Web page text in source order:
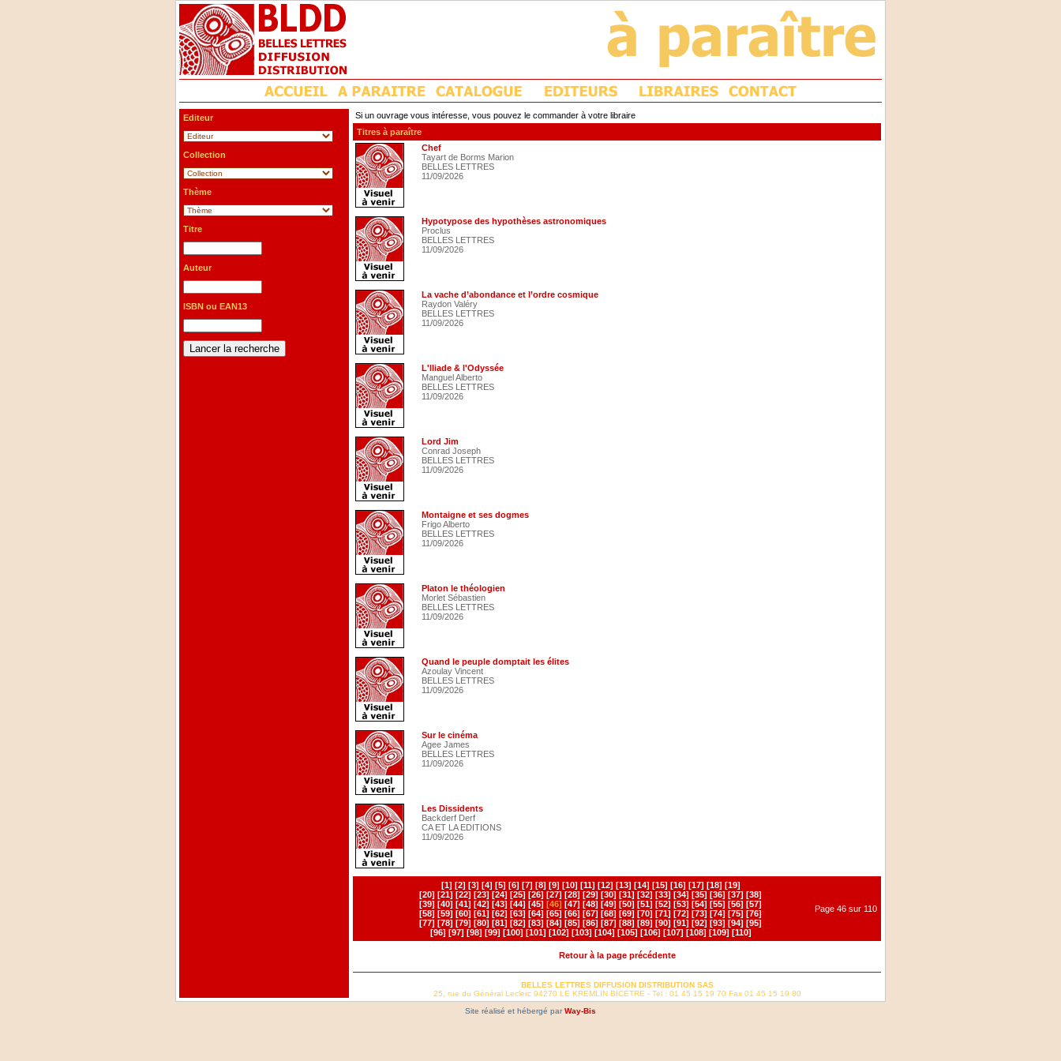
Editeur
Collection
Thème
Titre
Auteur
ISBN ou EAN13
Si un ouvrage vous intéresse, vous pouvez le commander à votre libraire
Titres à paraître
Chef
Tayart de Borms Marion
BELLES LETTRES
11/09/2026
Hypotypose des hypothèses astronomiques
Proclus
BELLES LETTRES
11/09/2026
La vache d’abondance et l’ordre cosmique
Raydon Valéry
BELLES LETTRES
11/09/2026
L'Iliade & l'Odyssée
Manguel Alberto
BELLES LETTRES
11/09/2026
Lord Jim
Conrad Joseph
BELLES LETTRES
11/09/2026
Montaigne et ses dogmes
Frigo Alberto
BELLES LETTRES
11/09/2026
Platon le théologien
Morlet Sébastien
BELLES LETTRES
11/09/2026
Quand le peuple domptait les élites
Azoulay Vincent
BELLES LETTRES
11/09/2026
Sur le cinéma
Agee James
BELLES LETTRES
11/09/2026
Les Dissidents
Backderf Derf
CA ET LA EDITIONS
11/09/2026
[1] [2] [3] [4] [5] [6] [7] [8] [9] [10] [11] [12] [13] [14] [15] [16] [17] [18] [19]
[20] [21] [22] [23] [24] [25] [26] [27] [28] [29] [30] [31] [32] [33] [34] [35] [36] [37] [38]
[39] [40] [41] [42] [43] [44] [45] [46] [47] [48] [49] [50] [51] [52] [53] [54] [55] [56] [57]
[58] [59] [60] [61] [62] [63] [64] [65] [66] [67] [68] [69] [70] [71] [72] [73] [74] [75] [76]
[77] [78] [79] [80] [81] [82] [83] [84] [85] [86] [87] [88] [89] [90] [91] [92] [93] [94] [95]
[96] [97] [98] [99] [100] [101] [102] [103] [104] [105] [106] [107] [108] [109] [110]
Page 46 sur 110
Retour à la page précédente
BELLES LETTRES DIFFUSION DISTRIBUTION SAS
25, rue du Général Leclerc 94270 LE KREMLIN BICETRE - Tel : 01 45 15 19 70 Fax 01 45 15 19 80
Site réalisé et hébergé parWay-Bis